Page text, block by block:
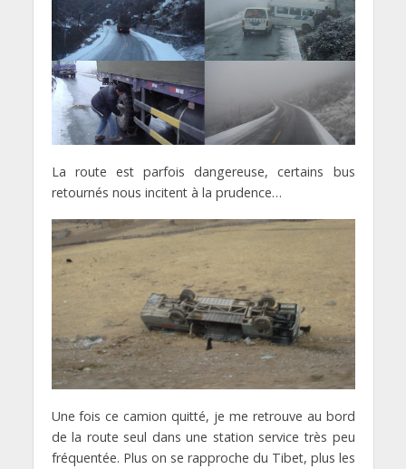
La route est parfois dangereuse, certains bus
retournés nous incitent à la prudence…
Une fois ce camion quitté, je me retrouve au bord
de la route seul dans une station service très peu
fréquentée. Plus on se rapproche du Tibet, plus les